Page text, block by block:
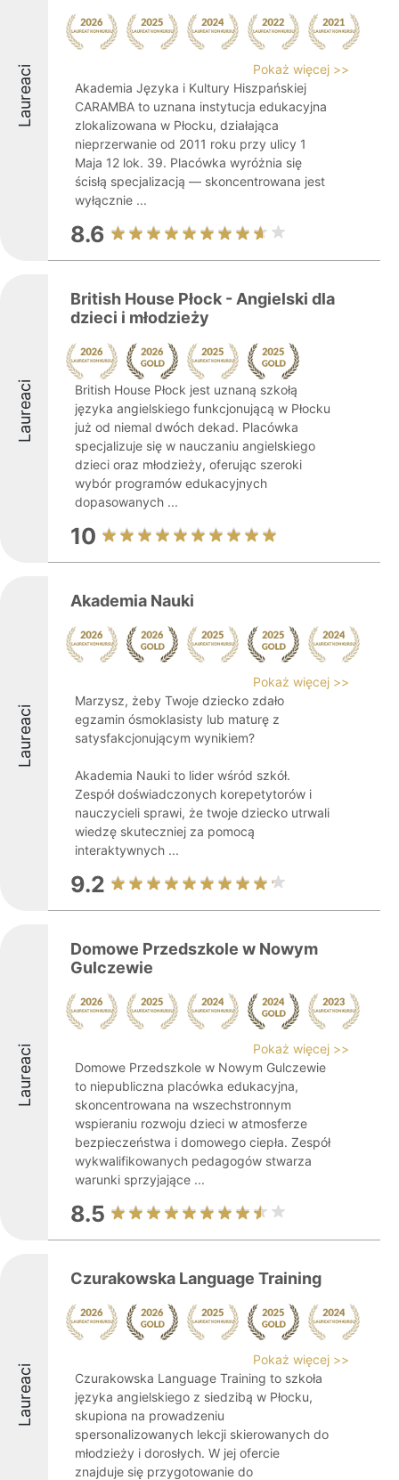
Laureaci
Pokaż więcej >>
Akademia Języka i Kultury Hiszpańskiej
CARAMBA to uznana instytucja edukacyjna
zlokalizowana w Płocku, działająca
nieprzerwanie od 2011 roku przy ulicy 1
Maja 12 lok. 39. Placówka wyróżnia się
ścisłą specjalizacją — skoncentrowana jest
wyłącznie ...
8.6
Laureaci
British House Płock - Angielski dla
dzieci i młodzieży
British House Płock jest uznaną szkołą
języka angielskiego funkcjonującą w Płocku
już od niemal dwóch dekad. Placówka
specjalizuje się w nauczaniu angielskiego
dzieci oraz młodzieży, oferując szeroki
wybór programów edukacyjnych
dopasowanych ...
10
Laureaci
Akademia Nauki
Pokaż więcej >>
Marzysz, żeby Twoje dziecko zdało
egzamin ósmoklasisty lub maturę z
satysfakcjonującym wynikiem?
Akademia Nauki to lider wśród szkół.
Zespół doświadczonych korepetytorów i
nauczycieli sprawi, że twoje dziecko utrwali
wiedzę skuteczniej za pomocą
interaktywnych ...
9.2
Laureaci
Domowe Przedszkole w Nowym
Gulczewie
Pokaż więcej >>
Domowe Przedszkole w Nowym Gulczewie
to niepubliczna placówka edukacyjna,
skoncentrowana na wszechstronnym
wspieraniu rozwoju dzieci w atmosferze
bezpieczeństwa i domowego ciepła. Zespół
wykwalifikowanych pedagogów stwarza
warunki sprzyjające ...
8.5
Laureaci
Czurakowska Language Training
Pokaż więcej >>
Czurakowska Language Training to szkoła
języka angielskiego z siedzibą w Płocku,
skupiona na prowadzeniu
spersonalizowanych lekcji skierowanych do
młodzieży i dorosłych. W jej ofercie
znajduje się przygotowanie do